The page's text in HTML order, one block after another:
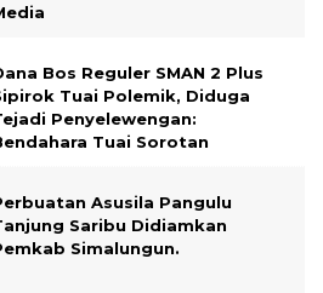
Bos Reguler SMAN 2 Plus
Tuai Polemik, Diduga
Penyelewengan:
Tuai Sorotan
Asusila Pangulu
Saribu Didiamkan
Simalungun.